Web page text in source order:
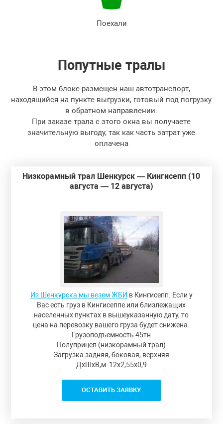
Поехали
Попутные тралы
В этом блоке размещен наш автотранспорт,
находящийся на пункте выгрузки, готовый под погрузку
в обратном направлении.
При заказе трала с этого окна вы получаете
значительную выгоду, так как часть затрат уже
оплачена
Низкорамный трал Шенкурск — Кингисепп (10
августа — 12 августа)
Из Шенкурска мы везем ЖБИ в Кингисепп. Если у
Вас есть груз в Кингисеппе или близлежащих
населенных пунктах в вышеуказанную дату, то
цена на перевозку вашего груза будет снижена.
Грузоподъемность 45тн
Полуприцеп (низкорамный трал)
Загрузка задняя, боковая, верхняя
ДxШxВ,м: 12x2,55x0,9
ОСТАВИТЬ ЗАЯВКУ